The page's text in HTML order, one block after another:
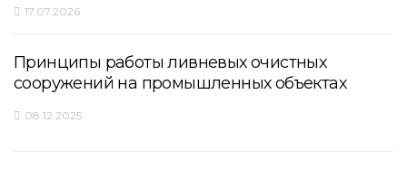
17.07.2026
Принципы работы ливневых очистных
сооружений на промышленных объектах
08.12.2025